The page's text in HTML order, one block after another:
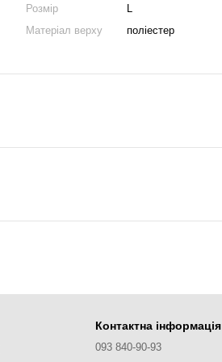
Розмір
L
Матеріал верху
поліестер
Контактна інформація
093 840-90-93